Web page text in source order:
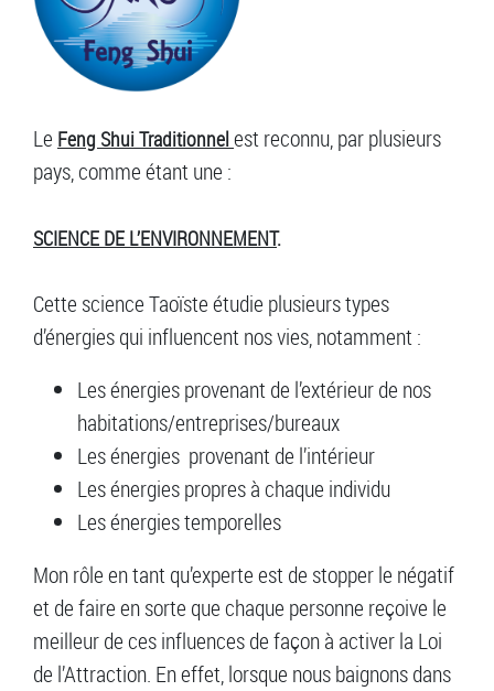
Le Feng Shui Traditionnelest reconnu, par plusieurs
pays, comme étant une :
SCIENCE DE L’ENVIRONNEMENT.
Cette science Taoïste étudie plusieurs types
d’énergies qui influencent nos vies, notamment :
Les énergies provenant de l’extérieur de nos
habitations/entreprises/bureaux
Les énergies provenant de l’intérieur
Les énergies propres à chaque individu
Les énergies temporelles
Mon rôle en tant qu’experte est de stopper le négatif
et de faire en sorte que chaque personne reçoive le
meilleur de ces influences de façon à activer la Loi
de l’Attraction. En effet, lorsque nous baignons dans